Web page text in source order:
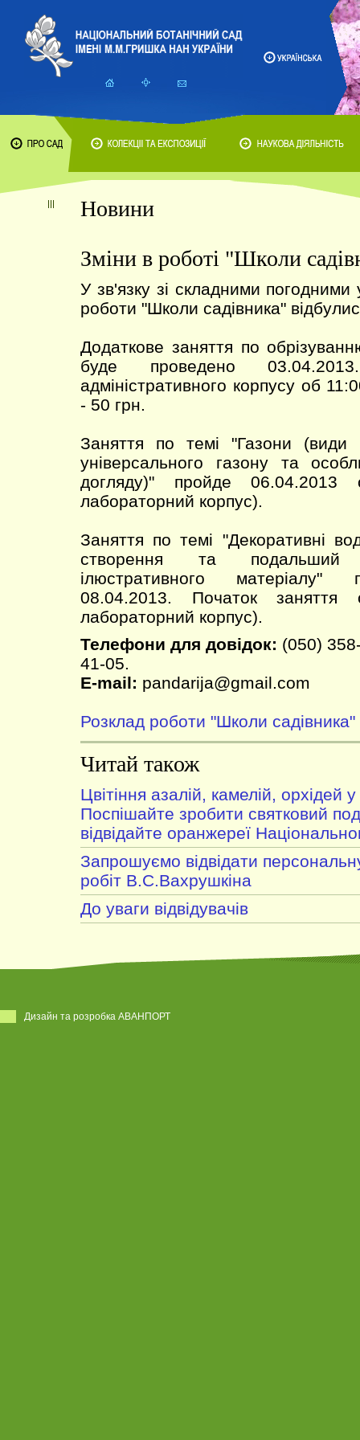
Новини
Зміни в роботі "Школи
У зв'язку зі складними погодними
роботи "Школи садівника"
Додаткове заняття по
буде проведено
адміністративного корпусу об
- 50 грн.
Заняття по темі "Газони (види
універсального газону та
догляду)" пройде
лабораторний корпус).
Заняття по темі "Декоративні
створення та подальший
ілюстративного матеріалу"
08.04.2013. Початок
лабораторний корпус).
Телефони для довідок: (050)
41-05.
E-mail: pandarija@gmail.com
Розклад роботи "Школи садівника"
Читай також
Цвітіння азалій, камелій, орхідей
Поспішайте зробити святковий
відвідайте оранжереї
Запрошуємо відвідати
робіт В.С.Вахрушкіна
До уваги відвідувачів
Дизайн та розробка АВАНПОРТ